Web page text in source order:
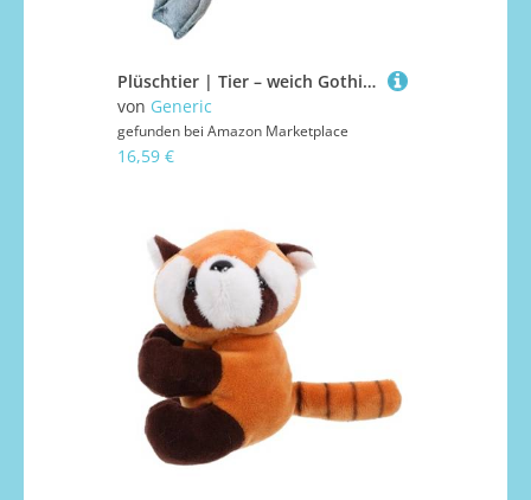
Plüschtier | Tier – weich Gothic Kinder Dekoration Schlafzimmer Büro Wohnheim Auto Kollektion Valentinstag
von Generic
gefunden bei Amazon Marketplace
16,59 €